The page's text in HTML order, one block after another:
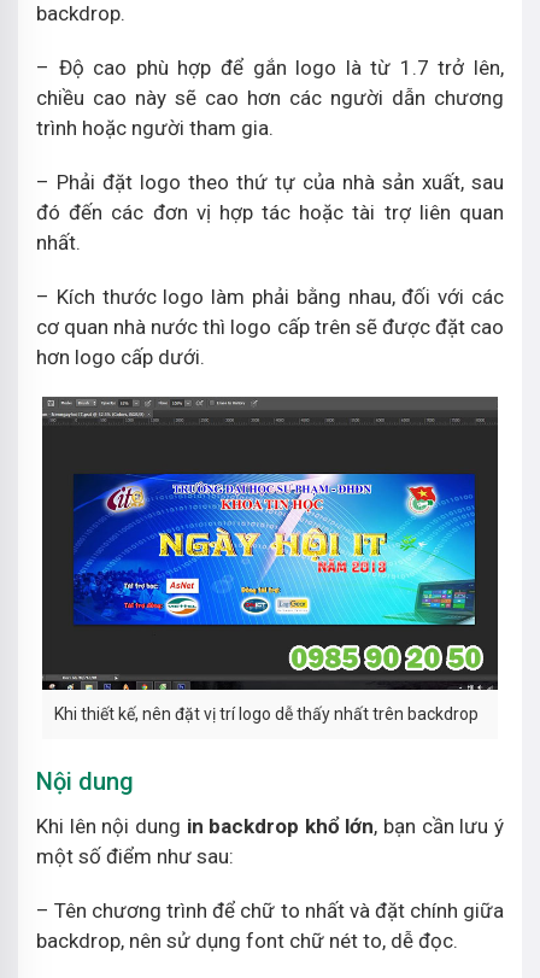
backdrop.
– Độ cao phù hợp để gắn logo là từ 1.7 trở lên,
chiều cao này sẽ cao hơn các người dẫn chương
trình hoặc người tham gia.
– Phải đặt logo theo thứ tự của nhà sản xuất, sau
đó đến các đơn vị hợp tác hoặc tài trợ liên quan
nhất.
– Kích thước logo làm phải bằng nhau, đối với các
cơ quan nhà nước thì logo cấp trên sẽ được đặt cao
hơn logo cấp dưới.
Khi thiết kế, nên đặt vị trí logo dễ thấy nhất trên backdrop
Nội dung
Khi lên nội dung in backdrop khổ lớn, bạn cần lưu ý
một số điểm như sau:
– Tên chương trình để chữ to nhất và đặt chính giữa
backdrop, nên sử dụng font chữ nét to, dễ đọc.